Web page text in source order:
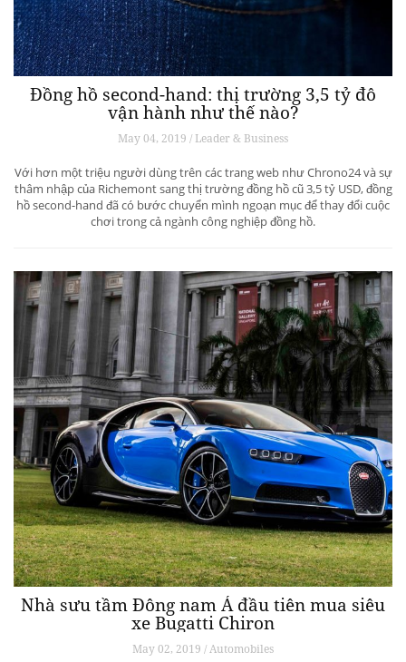
Đồng hồ second-hand: thị trường 3,5 tỷ đô
vận hành như thế nào?
May 04, 2019 / Leader & Business
Với hơn một triệu người dùng trên các trang web như Chrono24 và sự
thâm nhập của Richemont sang thị trường đồng hồ cũ 3,5 tỷ USD, đồng
hồ second-hand đã có bước chuyển mình ngoạn mục để thay đổi cuộc
chơi trong cả ngành công nghiệp đồng hồ.
Nhà sưu tầm Đông nam Á đầu tiên mua siêu
xe Bugatti Chiron
May 02, 2019 / Automobiles